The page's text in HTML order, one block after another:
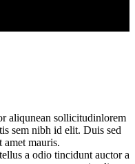
aliqunean sollicitudinlorem
sem nibh id elit. Duis sed
amet mauris.
a odio tincidunt auctor a